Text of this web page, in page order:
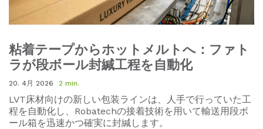
粘着テープからホットメルトへ：ファト
ラが段ボール封緘工程を自動化
20. 4月 2026 2 min.
LVT床材向けの新しい包装ラインは、人手で行っていた工
程を自動化し、Robatechの接着技術を用いて輸送用段ボ
ール箱を迅速かつ確実に封緘します。